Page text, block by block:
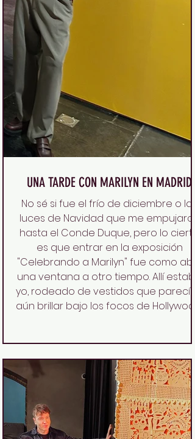
UNA TARDE CON MARILYN EN MADRID
No sé si fue el frío de diciembre o las
luces de Navidad que me empujaron
hasta el Conde Duque, pero lo cierto
es que entrar en la exposición
"Celebrando a Marilyn" fue como abrir
una ventana a otro tiempo. Allí estaba
yo, rodeado de vestidos que
aún brillar bajo los focos de
fue de sorpresa: ¿cómo puede estar
todo esto aquí, en pleno corazón de
Madr